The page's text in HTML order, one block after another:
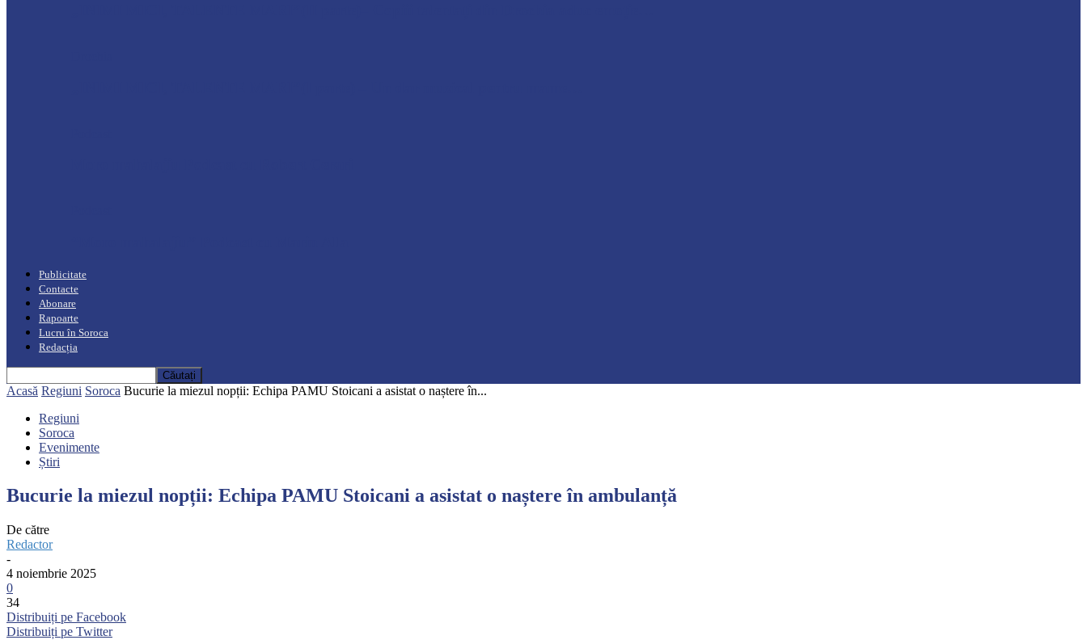
Publicitate
Contacte
Abonare
Rapoarte
Lucru în Soroca
Redacția
Acasă Regiuni Soroca Bucurie la miezul nopții: Echipa PAMU Stoicani a asistat o naștere în...
Regiuni
Soroca
Evenimente
Știri
Bucurie la miezul nopții: Echipa PAMU Stoicani a asistat o naștere în ambulanță
De către
Redactor
-
4 noiembrie 2025
0
34
Distribuiți pe Facebook
Distribuiți pe Twitter